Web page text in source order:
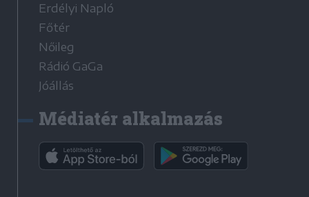
Erdélyi Napló
Főtér
Nőileg
Rádió GaGa
Jóállás
Médiatér alkalmazás